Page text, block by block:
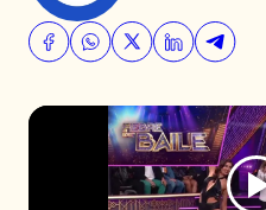
Club De La Comedia
Contigo en Directo
Plan Perfecto